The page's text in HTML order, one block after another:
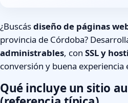
¿Buscásdiseño de páginas
provincia de Córdoba?
administrables, con SSL y
conversión y buena experiencia
Qué incluye un sitio